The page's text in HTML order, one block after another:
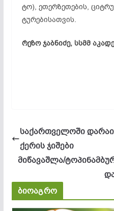
ტო), ეთ­ერ­ზე­თე­ბის,
ტუ­რები­სათ­ვის.
რეზო ჯაბნიძე, სსმმ
საქართველოში
ქერის ჯიშები
მიწავაშლა/
ბიოაგრო